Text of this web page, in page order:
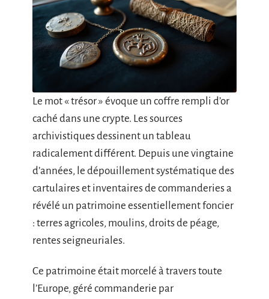
Le mot « trésor » évoque un coffre rempli d’or
caché dans une crypte. Les sources
archivistiques dessinent un tableau
radicalement différent. Depuis une vingtaine
d’années, le dépouillement systématique des
cartulaires et inventaires de commanderies a
révélé un patrimoine essentiellement foncier
: terres agricoles, moulins, droits de péage,
rentes seigneuriales.
Ce patrimoine était morcelé à travers toute
l’Europe, géré commanderie par